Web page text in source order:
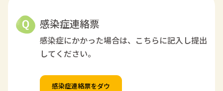
感染症連絡票
感染症にかかった場合は、こちらに記入し提出
してください。
感染症連絡票をダウ